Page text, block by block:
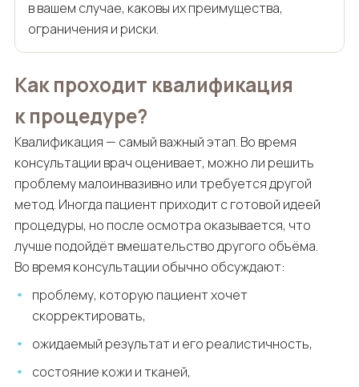
в вашем случае, каковы их преимущества,
ограничения и риски.
Как проходит квалификация
к процедуре?
Квалификация — самый важный этап. Во время
консультации врач оценивает, можно ли решить
проблему малоинвазивно или требуется другой
метод. Иногда пациент приходит с готовой идеей
процедуры, но после осмотра оказывается, что
лучше подойдёт вмешательство другого объёма.
Во время консультации обычно обсуждают:
проблему, которую пациент хочет
скорректировать,
ожидаемый результат и его реалистичность,
состояние кожи и тканей,